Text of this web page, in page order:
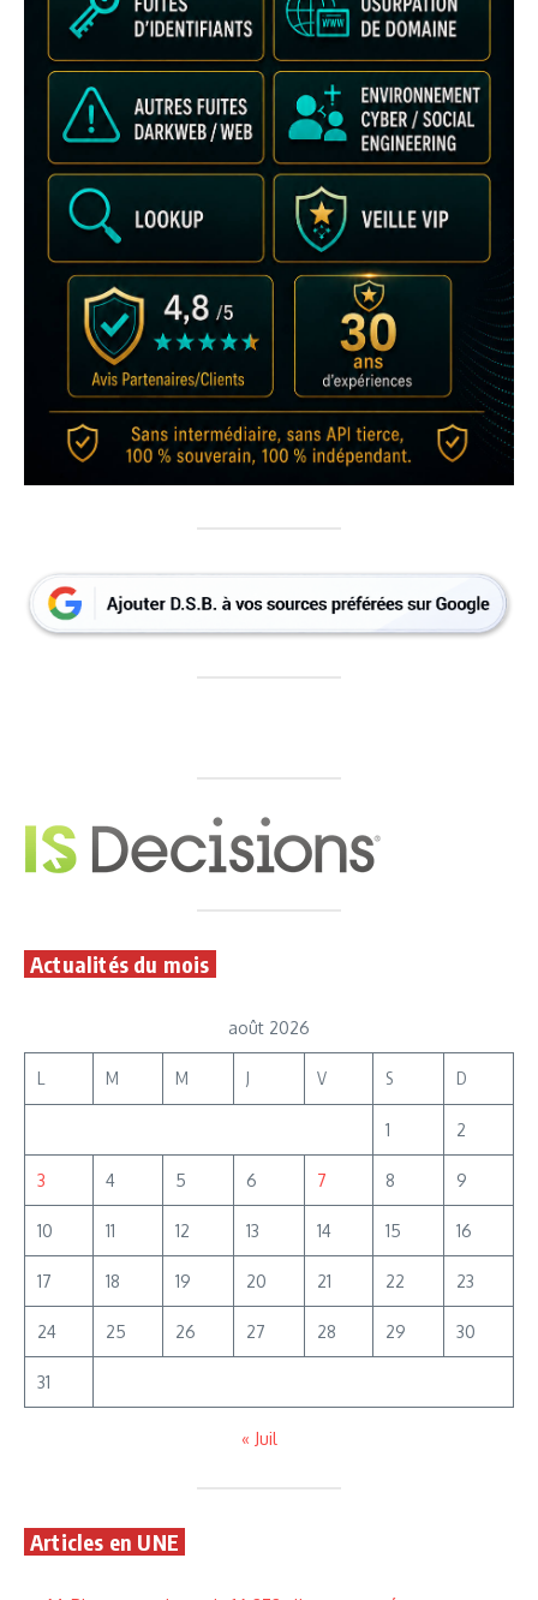
Actualités du mois
août 2026
L M M J V S D
1 2
3 4 5 6 7 8 9
10 11 12 13 14 15 16
17 18 19 20 21 22 23
24 25 26 27 28 29 30
31
« Juil
Articles en UNE